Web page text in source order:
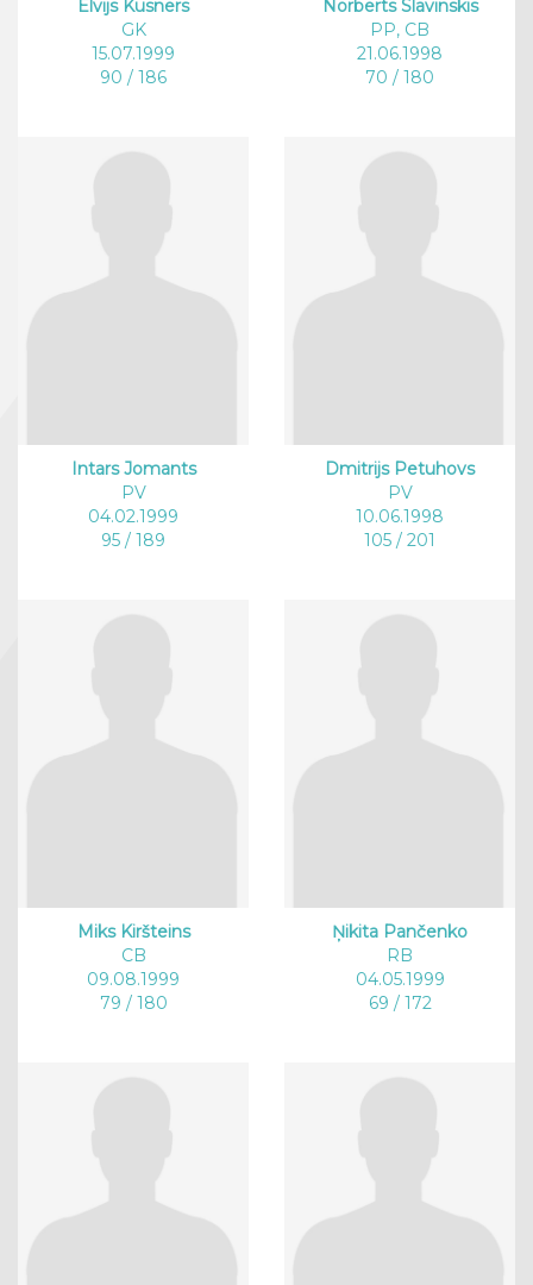
Elvijs Kusners
GK
15.07.1999
90 / 186
Norberts Slavinskis
PP, CB
21.06.1998
70 / 180
Intars Jomants
PV
04.02.1999
95 / 189
Dmitrijs Petuhovs
PV
10.06.1998
105 / 201
Miks Kiršteins
CB
09.08.1999
79 / 180
Ņikita Pančenko
RB
04.05.1999
69 / 172